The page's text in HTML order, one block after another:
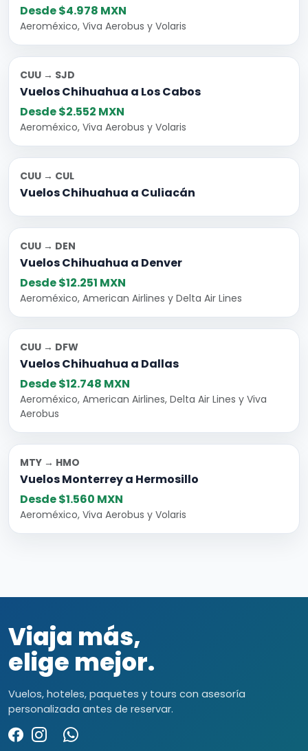
Desde $4.978 MXN
Aeroméxico, Viva Aerobus y Volaris
CUU → SJD
Vuelos Chihuahua a Los Cabos
Desde $2.552 MXN
Aeroméxico, Viva Aerobus y Volaris
CUU → CUL
Vuelos Chihuahua a Culiacán
CUU → DEN
Vuelos Chihuahua a Denver
Desde $12.251 MXN
Aeroméxico, American Airlines y Delta Air Lines
CUU → DFW
Vuelos Chihuahua a Dallas
Desde $12.748 MXN
Aeroméxico, American Airlines, Delta Air Lines y Viva
Aerobus
MTY → HMO
Vuelos Monterrey a Hermosillo
Desde $1.560 MXN
Aeroméxico, Viva Aerobus y Volaris
Viaja más,
elige mejor.
Vuelos, hoteles, paquetes y tours con asesoría
personalizada antes de reservar.